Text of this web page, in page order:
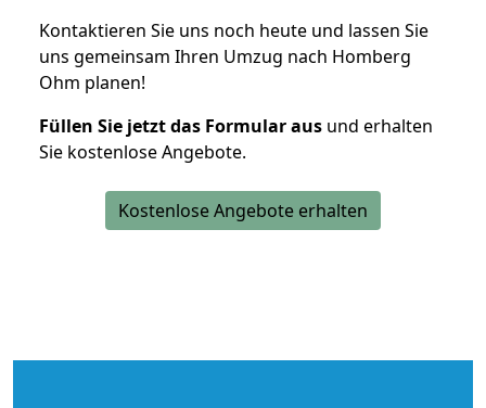
Kontaktieren Sie uns noch heute und lassen Sie
uns gemeinsam Ihren Umzug nach Homberg
Ohm planen!
Füllen Sie jetzt das Formular aus und erhalten
Sie kostenlose Angebote.
Kostenlose Angebote erhalten